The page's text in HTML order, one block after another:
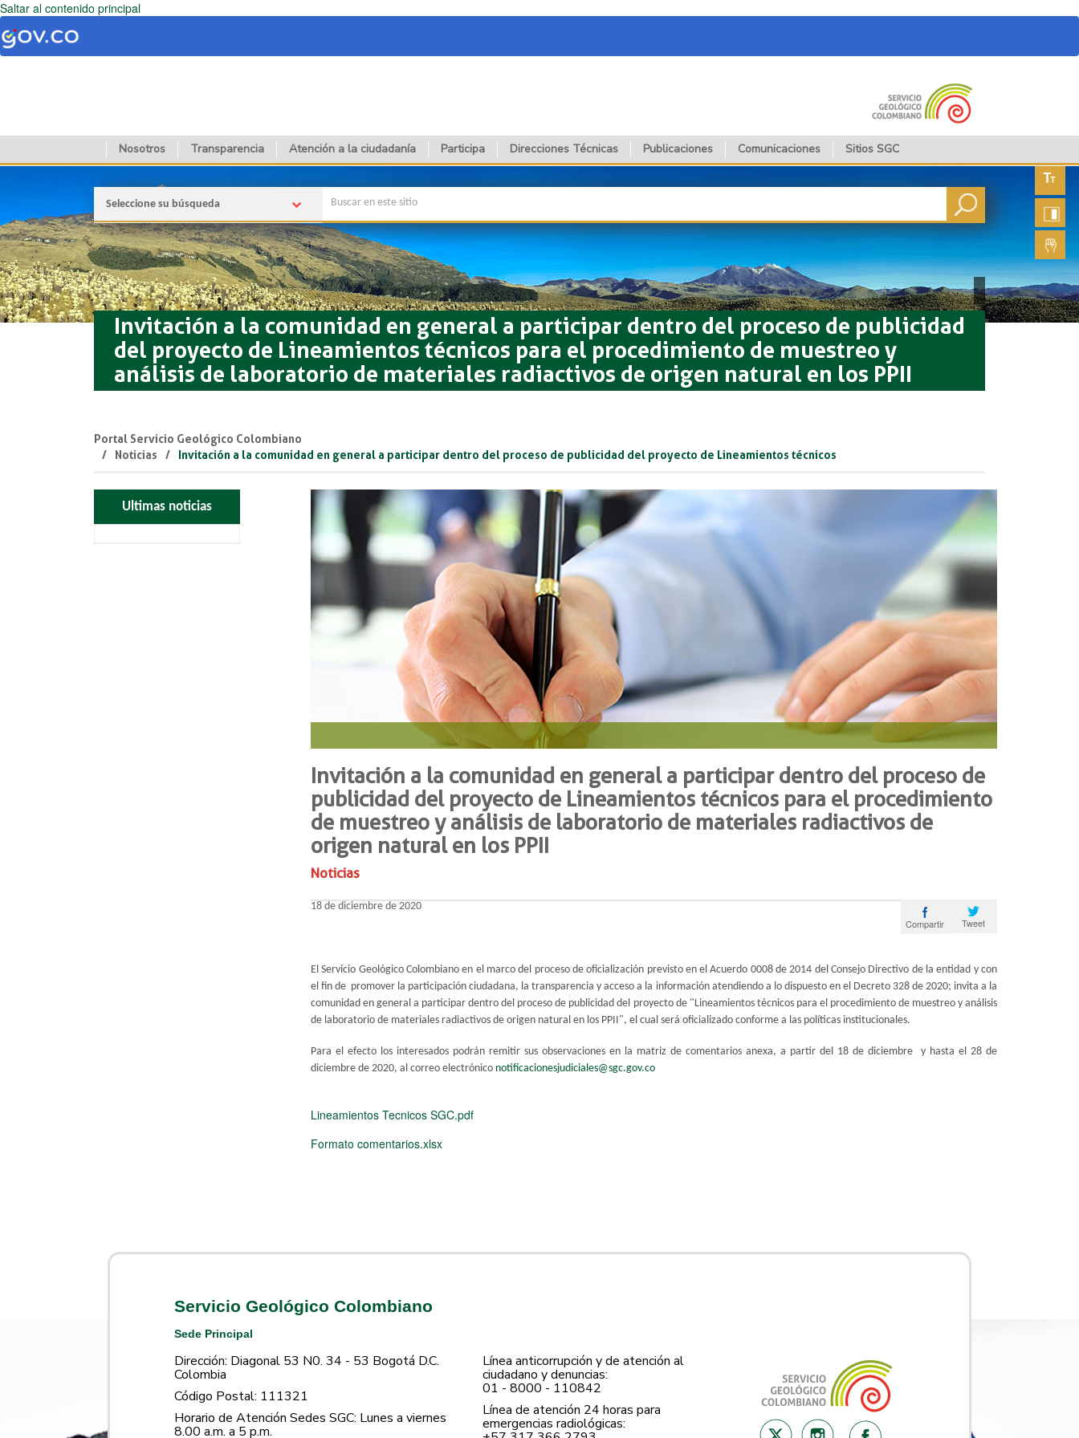
Saltar al contenido principal
Nosotros Transparencia Atención a la ciudadanía Participa Direcciones Técnicas Publicaciones Comunicaciones Sitios SGC
fuente
Lengua
de
Seleccione su búsqueda
Invitación a la comunidad en general a participar dentro del proceso de publicidad
del proyecto de Lineamientos técnicos para el procedimiento de muestreo y
análisis de laboratorio de materiales radiactivos de origen natural en los PPII
Portal Servicio Geológico Colombiano
Noticias
Invitación a la comunidad en general a participar dentro del proceso de publicidad del proyecto de Lineamientos técnicos
Ultimas noticias
Invitación a la comunidad en general a participar dentro del proceso de
publicidad del proyecto de Lineamientos técnicos para el procedimiento
de muestreo y análisis de laboratorio de materiales radiactivos de
origen natural en los PPII
Noticias
18 de diciembre de 2020
Tweet
Compartir
El Servicio Geológico Colombiano en el marco del proceso de oficialización previsto en el Acuerdo 0008 de 2014 del Consejo Directivo de la entidad y con
el fin de promover la participación ciudadana, la transparencia y acceso a la información atendiendo a lo dispuesto en el Decreto 328 de 2020; invita a la
comunidad en general a participar dentro del proceso de publicidad del proyecto de "Lineamientos técnicos para el procedimiento de muestreo y análisis
de laboratorio de materiales radiactivos de origen natural en los PPII", el cual será oficializado conforme a las políticas institucionales.
Para el efecto los interesados podrán remitir sus observaciones en la matriz de comentarios anexa, a partir del 18 de diciembre y hasta el 28 de
diciembre de 2020, al correo electrónico notificacionesjudiciales@sgc.gov.co
Lineamientos Tecnicos SGC.pdf
Formato comentarios.xlsx
Servicio Geológico Colombiano
Sede Principal
Dirección: Diagonal 53 N0. 34 - 53 Bogotá D.C.
Colombia
Código Postal: 111321
Horario de Atención Sedes SGC: Lunes a viernes
8.00 a.m. a 5 p.m.
Línea anticorrupción y de atención al
ciudadano y denuncias:
01 - 8000 - 110842
Línea de atención 24 horas para
emergencias radiológicas: